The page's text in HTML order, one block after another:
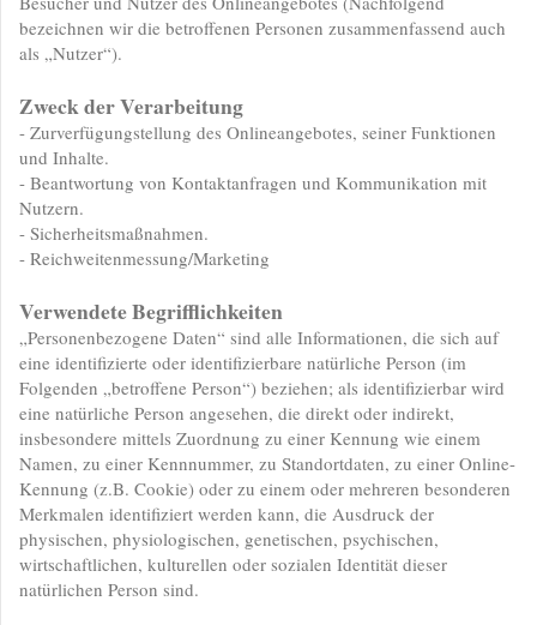
bezeichnen wir die betroffenen Personen zusammenfassend auch
als „Nutzer“).
Zweck der Verarbeitung
- Zurverfügungstellung des Onlineangebotes, seiner Funktionen
und Inhalte.
- Beantwortung von Kontaktanfragen und Kommunikation mit
Nutzern.
- Sicherheitsmaßnahmen.
- Reichweitenmessung/Marketing
Verwendete Begrifflichkeiten
„Personenbezogene Daten“ sind alle Informationen, die sich auf
eine identifizierte oder identifizierbare natürliche Person (im
Folgenden „betroffene Person“) beziehen; als identifizierbar wird
eine natürliche Person angesehen, die direkt oder indirekt,
insbesondere mittels Zuordnung zu einer Kennung wie einem
Namen, zu einer Kennnummer, zu Standortdaten, zu einer Online-
Kennung (z.B. Cookie) oder zu einem oder mehreren besonderen
Merkmalen identifiziert werden kann, die Ausdruck der
physischen, physiologischen, genetischen, psychischen,
wirtschaftlichen, kulturellen oder sozialen Identität dieser
natürlichen Person sind.